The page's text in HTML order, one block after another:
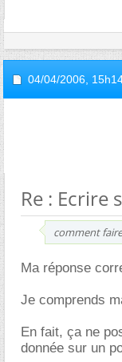
04/04/2006,
Re : Ecrire
comment
Ma réponse
Je comprends
En fait, ça ne
donnée sur un